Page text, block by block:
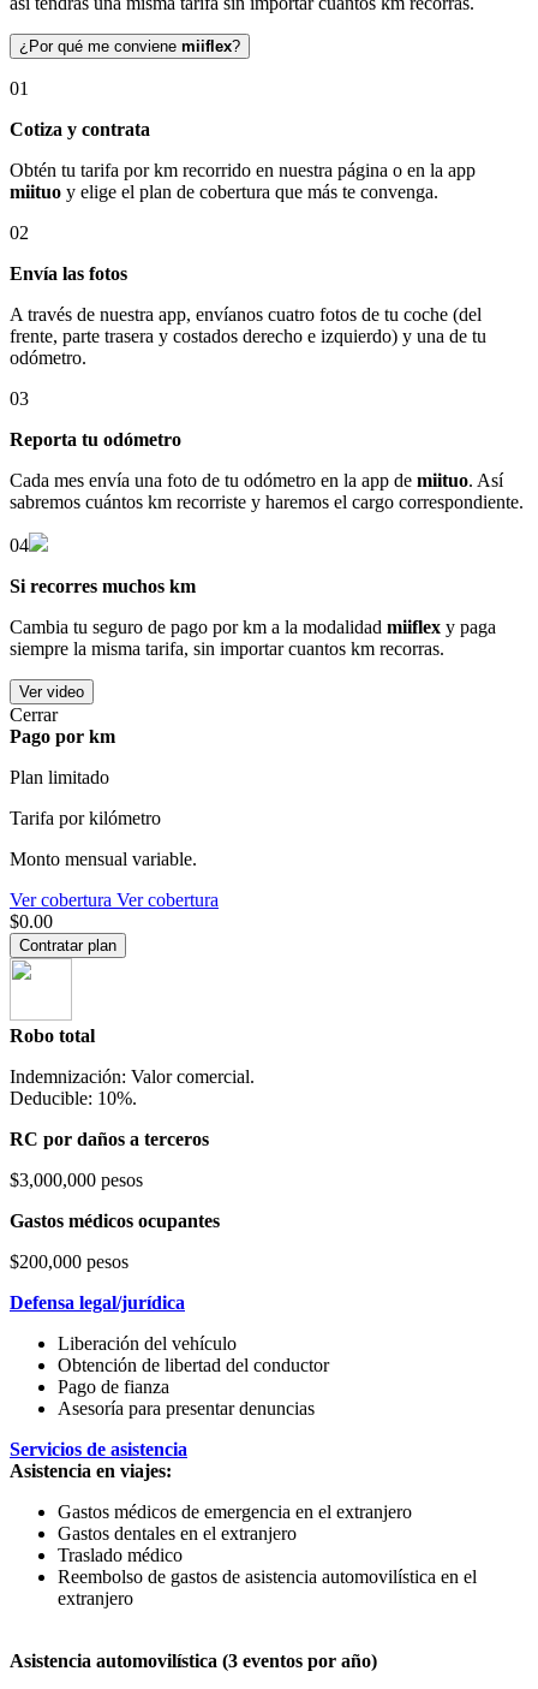
¿Por qué me conviene miiflex?
01
Cotiza y contrata
Obtén tu tarifa por km recorrido en nuestra página o en la app
miituo y elige el plan de cobertura que más te convenga.
02
Envía las fotos
A través de nuestra app, envíanos cuatro fotos de tu coche (del
frente, parte trasera y costados derecho e izquierdo) y una de tu
odómetro.
03
Reporta tu odómetro
Cada mes envía una foto de tu odómetro en la app de miituo. Así
sabremos cuántos km recorriste y haremos el cargo correspondiente.
04
Si recorres muchos km
Cambia tu seguro de pago por km a la modalidad miiflex y paga
siempre la misma tarifa, sin importar cuantos km recorras.
Ver video
Cerrar
Pago por km
Plan limitado
Tarifa por kilómetro
Monto mensual variable.
Ver cobertura Ver cobertura
$0.00
Contratar plan
Robo total
Indemnización: Valor comercial.
Deducible: 10%.
RC por daños a terceros
$3,000,000 pesos
Gastos médicos ocupantes
$200,000 pesos
Defensa legal/jurídica
Liberación del vehículo
Obtención de libertad del conductor
Pago de fianza
Asesoría para presentar denuncias
Servicios de asistencia
Asistencia en viajes:
Gastos médicos de emergencia en el extranjero
Gastos dentales en el extranjero
Traslado médico
Reembolso de gastos de asistencia automovilística en el
extranjero
Asistencia automovilística (3 eventos por año)